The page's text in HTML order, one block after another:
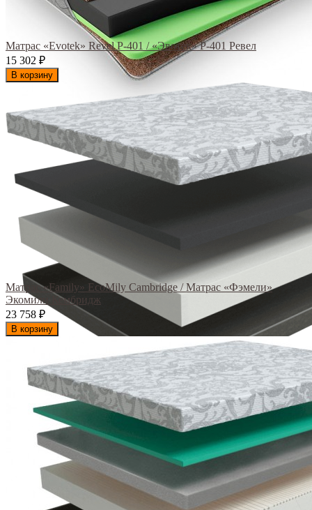
Матрас «Evotek» Revel Р-401 / «Эвотек» Р-401 Ревел
15 302 ₽
В корзину
Матрас «Family» EcoMily Cambridge / Матрас «Фэмели»
Экомили Кембридж
23 758 ₽
В корзину